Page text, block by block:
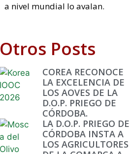
a nivel mundial lo avalan.
Otros Posts
COREA RECONOCE
LA EXCELENCIA DE
LOS AOVES DE LA
D.O.P. PRIEGO DE
CÓRDOBA.
LA D.O.P. PRIEGO DE
CÓRDOBA INSTA A
LOS AGRICULTORES